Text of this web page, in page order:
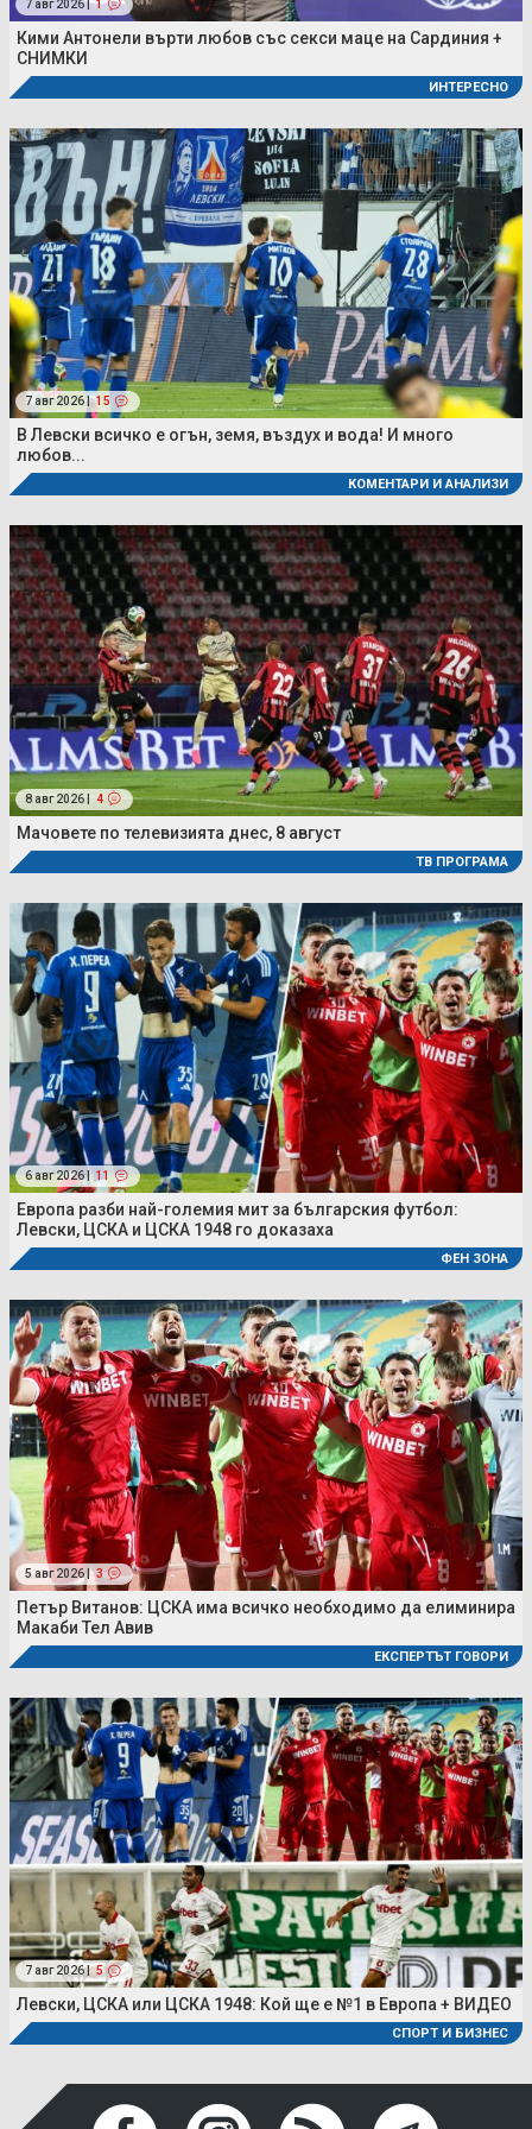
7 авг 2026 | 1
Кими Антонели върти любов със секси маце на Сардиния +
СНИМКИ
ИНТЕРЕСНО
7 авг 2026 | 15
В Левски всичко е огън, земя, въздух и вода! И много
любов...
КОМЕНТАРИ И АНАЛИЗИ
8 авг 2026 | 4
Мачовете по телевизията днес, 8 август
ТВ ПРОГРАМА
6 авг 2026 | 11
Европа разби най-големия мит за българския футбол:
Левски, ЦСКА и ЦСКА 1948 го доказаха
ФЕН ЗОНА
5 авг 2026 | 3
Петър Витанов: ЦСКА има всичко необходимо да елиминира
Макаби Тел Авив
ЕКСПЕРТЪТ ГОВОРИ
7 авг 2026 | 5
Левски, ЦСКА или ЦСКА 1948: Кой ще е №1 в Европа + ВИДЕО
СПОРТ И БИЗНЕС